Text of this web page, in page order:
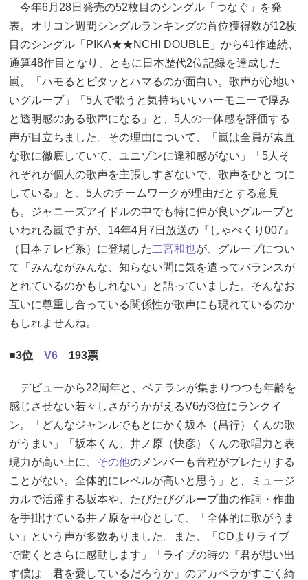
今年6月28日発売の52枚目のシングル「つなぐ」を発
表。オリコン週間シングルランキングの首位獲得数が12枚
目のシングル「PIKA★★NCHI DOUBLE」から41作連続、
通算48作目となり、ともに日本歴代2位記録を達成した
嵐。「ハモるとピタッとハマるのが面白い。歌声が心地い
いグループ」「5人で歌うと気持ちいいハーモニーで厚み
と透明感のある歌声になる」と、5人の一体感を評価する
声が目立ちました。その理由について、「嵐は全員が素直
な歌に徹底していて、ユニゾンに違和感がない」「5人そ
れぞれが個人の歌声を主張しすぎないで、歌声をひとつに
している」と、5人のチームワークが理由だとする意見
も。ジャニーズアイドルの中でも特に仲が良いグループと
いわれる嵐ですが、14年4月7日放送の『しゃべくり007』
（日本テレビ系）に登場した 二宮和也が、グループについ
て「みんながみんな、知らない間に気を遣ってバランスが
とれているのかもしれない」と語っていました。そんなお
互いに尊重し合っている関係性が歌声にも現れているのか
もしれませんね。
■3位 V6 193票
デビューから22周年と、ベテランが集まりつつも年齢を
感じさせない若々しさがうかがえるV6が3位にランクイ
ン。「どんなジャンルでもとにかく坂本（昌行）くんの歌
がうまい」「坂本くん、井ノ原（快彦）くんの歌唱力と表
現力が高い上に、 その他のメンバーも音程がブレたりする
ことがない。全体的にレベルが高いと思う」と、ミュージ
カルで活躍する坂本や、たびたびグループ曲の作詞・作曲
を手掛けている井ノ原を中心として、「全体的に歌がうま
い」という声が多数ありました。また、「CDよりライブ
で聞くとさらに感動します」「ライブの時の『君が思い出
す僕は 君を愛しているだろうか』のアカペラがすごく綺